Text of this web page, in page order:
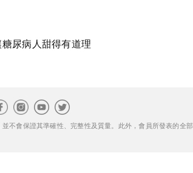
尿病人甜得有道理
會保證其準確性、完整性及質量。此外，會員所發表的全